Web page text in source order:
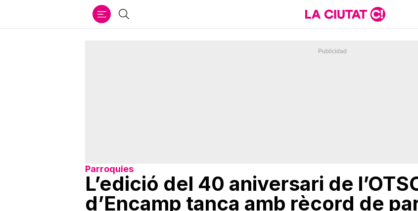
Cercar
Parroquies
L’edició del 40 aniversari de
d’Encamp tanca amb rècord de